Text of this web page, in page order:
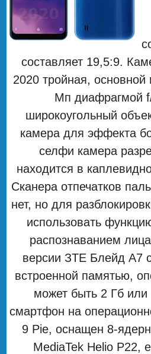
составляет 19,5:9.
2020 тройная,
Мп диафрагмой
широкоугольный
камера для эффекта
селфи камера
находится в
Сканера отпечатков
нет, но для
использовать
распознаванием
версии ЗТЕ Блейд А7
встроенной памятью,
может быть 2 Гб или
смартфон на
9 Pie, оснащен 8-
MediaTek Helio P22,